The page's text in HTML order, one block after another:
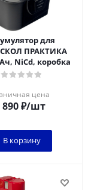
для
ПРАКТИКА
12В, 1,5 Ач, NiCd, коробка
цена
890₽/шт
В корзину